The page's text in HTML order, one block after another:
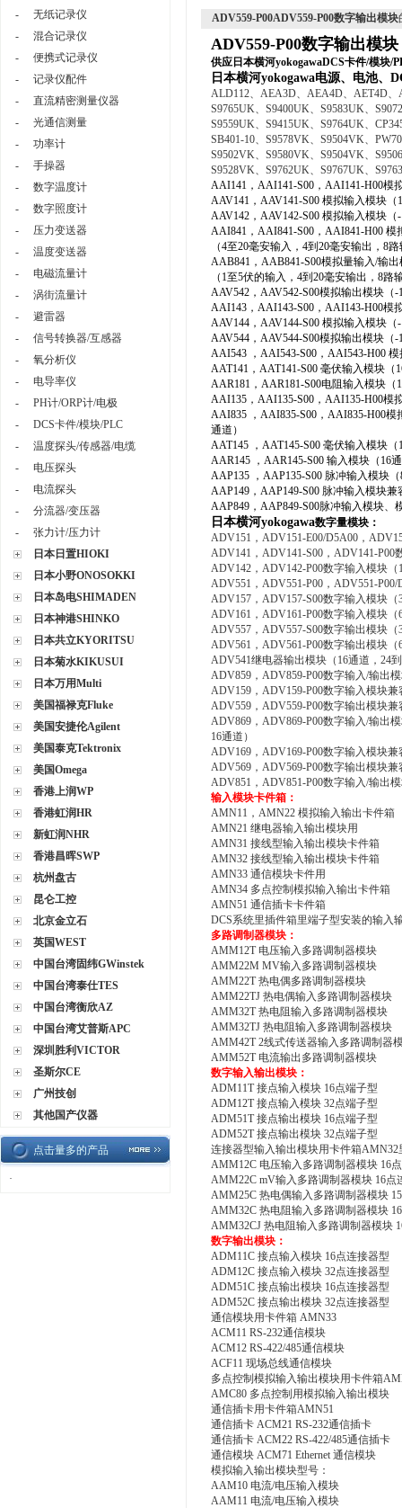
-
无纸记录仪
-
混合记录仪
-
便携式记录仪
-
记录仪配件
-
直流精密测量仪器
-
光通信测量
-
功率计
-
手操器
-
数字温度计
-
数字照度计
-
压力变送器
-
温度变送器
-
电磁流量计
-
涡街流量计
-
避雷器
-
信号转换器/互感器
-
氧分析仪
-
电导率仪
-
PH计/ORP计/电极
-
DCS卡件/模块/PLC
-
温度探头/传感器/电缆
-
电压探头
-
电流探头
-
分流器/变压器
-
张力计/压力计
日本日置HIOKI
日本小野ONOSOKKI
日本岛电SHIMADEN
日本神港SHINKO
日本共立KYORITSU
日本菊水KIKUSUI
日本万用Multi
美国福禄克Fluke
美国安捷伦Agilent
美国泰克Tektronix
美国Omega
香港上润WP
香港虹润HR
新虹润NHR
香港昌晖SWP
杭州盘古
昆仑工控
北京金立石
英国WEST
中国台湾固纬GWinstek
中国台湾泰仕TES
中国台湾衡欣AZ
中国台湾艾普斯APC
深圳胜利VICTOR
圣斯尔CE
广州技创
其他国产仪器
点击量多的产品
·
ADV559-P00ADV559-P00数字输出模块
ADV559-P00数字输出模块
供应日本横河yokogawaDCS卡件/模块/
日本横河yokogawa电源、电池、
ALD112、AEA3D、AEA4D、AET4D、
S9765UK、S9400UK、S9583UK、
S9559UK、S9415UK、S9764UK、
SB401-10、S9578VK、S9504VK、
S9502VK、S9580VK、S9504VK、
S9528VK、S9762UK、S9767UK、
AAI141，AAI141-S00，AAI141-H00模
AAV141，AAV141-S00 模拟输入模块（
AAV142，AAV142-S00 模拟输入模块（
AAI841，AAI841-S00，AAI841-H00 模
（4至20毫安输入，4到20毫安输出，8
AAB841，AAB841-S00模拟量输入/输出
（1至5伏的输入，4到20毫安输出，8路
AAV542，AAV542-S00模拟输出模块（
AAI143，AAI143-S00，AAI143-H00模
AAV144，AAV144-S00 模拟输入模块（
AAV544，AAV544-S00模拟输出模块（
AAI543 ，AAI543-S00，AAI543-H00
AAT141，AAT141-S00 毫伏输入模块（
AAR181，AAR181-S00电阻输入模块（
AAI135，AAI135-S00，AAI135-H00模
AAI835 ，AAI835-S00，AAI835-H00
通道）
AAT145 ，AAT145-S00 毫伏输入模块
AAR145 ，AAR145-S00 输入模块（16
AAP135 ，AAP135-S00 脉冲输入模块
AAP149，AAP149-S00 脉冲输入模块
AAP849，AAP849-S00脉冲输入模块
日本横河yokogawa数字量模块：
ADV151，ADV151-E00/D5A00，
ADV141，ADV141-S00，ADV141-P00
ADV142，ADV142-P00数字输入模块
ADV551，ADV551-P00，ADV551-
ADV157，ADV157-S00数字输入模块
ADV161，ADV161-P00数字输入模块
ADV557，ADV557-S00数字输出模块
ADV561，ADV561-P00数字输出模块
ADV541继电器输出模块（16通道，24
ADV859，ADV859-P00数字输入/输出
ADV159，ADV159-P00数字输入模块
ADV559，ADV559-P00数字输出模块
ADV869，ADV869-P00数字输入/输出
16通道）
ADV169，ADV169-P00数字输入模块
ADV569，ADV569-P00数字输出模块
ADV851，ADV851-P00数字输入/输出
输入模块卡件箱：
AMN11，AMN22 模拟输入输出卡件箱
AMN21 继电器输入输出模块用
AMN31 接线型输入输出模块卡件箱
AMN32 接线型输入输出模块卡件箱
AMN33 通信模块卡件用
AMN34 多点控制模拟输入输出卡件箱
AMN51 通信插卡卡件箱
DCS系统里插件箱里端子型安装的输入
多路调制器模块：
AMM12T 电压输入多路调制器模块
AMM22M MV输入多路调制器模块
AMM22T 热电偶多路调制器模块
AMM22TJ 热电偶输入多路调制器模块
AMM32T 热电阻输入多路调制器模块
AMM32TJ 热电阻输入多路调制器模块
AMM42T 2线式传送器输入多路调制器
AMM52T 电流输出多路调制器模块
数字输入输出模块：
ADM11T 接点输入模块 16点端子型
ADM12T 接点输入模块 32点端子型
ADM51T 接点输出模块 16点端子型
ADM52T 接点输出模块 32点端子型
连接器型输入输出模块用卡件箱
AMM12C 电压输入多路调制器模块 16
AMM22C mV输入多路调制器模块 16点
AMM25C 热电偶输入多路调制器模块
AMM32C 热电阻输入多路调制器模块
AMM32CJ 热电阻输入多路调制器模块
数字输出模块：
ADM11C 接点输入模块 16点连接器型
ADM12C 接点输入模块 32点连接器型
ADM51C 接点输出模块 16点连接器型
ADM52C 接点输出模块 32点连接器型
通信模块用卡件箱 AMN33
ACM11 RS-232通信模块
ACM12 RS-422/485通信模块
ACF11 现场总线通信模块
多点控制模拟输入输出模块用卡件箱
AMC80 多点控制用模拟输入输出模块
通信插卡用卡件箱AMN51
通信插卡 ACM21 RS-232通信插卡
通信插卡 ACM22 RS-422/485通信插卡
通信模块 ACM71 Ethernet 通信模块
模拟输入输出模块型号：
AAM10 电流/电压输入模块
AAM11 电流/电压输入模块